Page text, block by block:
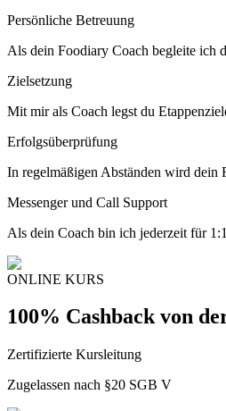
Persönliche Betreuung
Als dein Foodiary Coach begleite ich
Zielsetzung
Mit mir als Coach legst du
Erfolgsüberprüfung
In regelmäßigen Abständen wird dein
Messenger und Call Support
Als dein Coach bin ich jederzeit für
ONLINE KURS
100% Cashback von
Zertifizierte Kursleitung
Zugelassen nach §20 SGB V